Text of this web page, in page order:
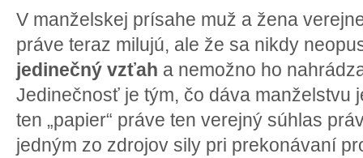
V manželskej prísahe muž a žena
práve teraz milujú, ale že sa nikdy
jedinečný vzťah a nemožno ho
Jedinečnosť je tým, čo dáva manželstvu
ten „papier“ práve ten verejný súhlas
jedným zo zdrojov sily pri prekonávaní